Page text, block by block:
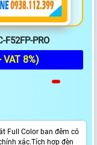
F52FP-PRO
VAT 8%)
Full Color ban đêm có
xác.Tích hợp đèn